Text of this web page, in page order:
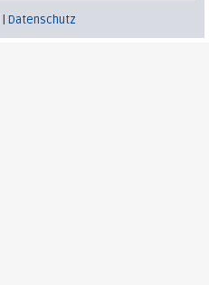
|Datenschutz